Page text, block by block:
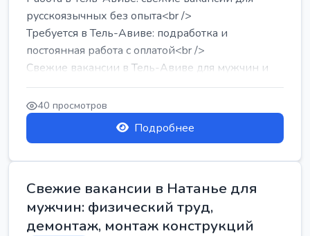
русскоязычных без опыта<br />
Требуется в Тель-Авиве: подработка и
постоянная работа с оплатой<br />
Свежие вакансии в Тель-Авиве для мужчин и
женщин от хозя...
40 просмотров
Подробнее
Свежие вакансии в Натанье для
мужчин: физический труд,
демонтаж, монтаж конструкций